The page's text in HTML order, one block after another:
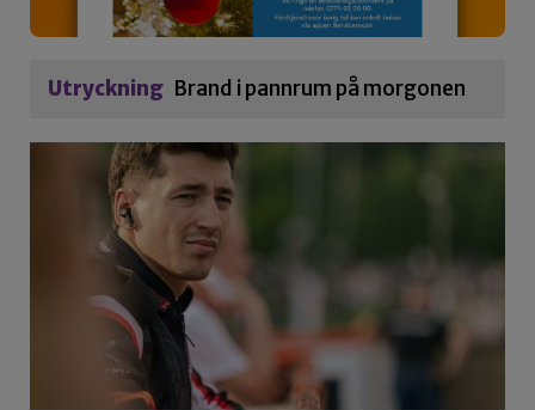
Utryckning Brand i pannrum på morgonen